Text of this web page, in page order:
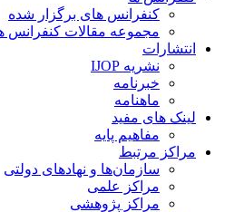
کنفرانس های برگزار شده
مجموعه مقالات کنفرانس ها
انتشارات
نشریه IJOP
خبرنامه
ماهنامه
لینک های مفید
مفاهیم پایه
مراکز مرتبط
سازمان‌ها و نهادهای دولتی
مراکز علمی
مراکز پژوهشی